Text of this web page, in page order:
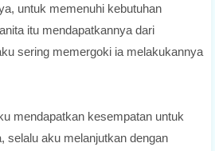
untuk memenuhi kebutuhan
itu mendapatkannya dari
sering memergoki ia melakukannya
mendapatkan kesempatan untuk
selalu aku melanjutkan dengan